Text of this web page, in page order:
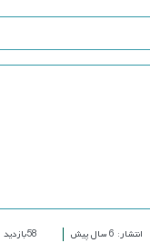
انتشار: 6 سال پیش 58بازدید